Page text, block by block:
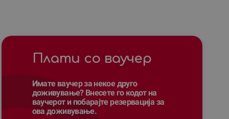
Плати со ваучер
Имате ваучер за некое друго
доживување? Внесете го кодот на
ваучерот и побарајте резервација за
ова доживување.